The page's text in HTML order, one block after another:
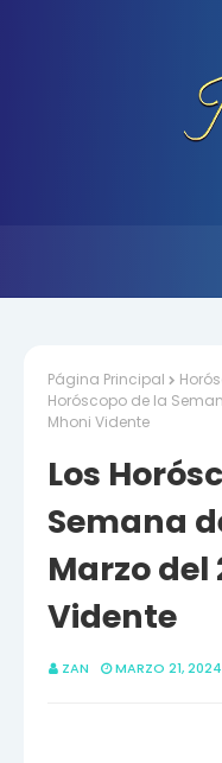
Página Principal
Horóscopo de la
Mhoni Vidente
Los
Semana
Marzo del
Vidente
ZAN MARZO 21, 2024